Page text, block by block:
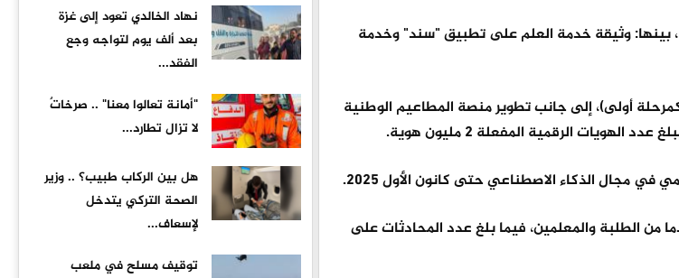
بينها: وثيقة خدمة العلم على تطبيق "سند" وخدمة
أولى)، إلى جانب تطوير منصة المطاعيم الوطنية
الرقمية المفعلة 2 مليون هوية.
"سراج" التعليمية ليصل عدد مستخدميها إلى 202262 مستخدما من الطلبة والمعلمين، فيما بلغ عدد المحادثات على
نهاد الخالدي تعود إلى غزة
بعد ألف يوم لتواجه وجع
الفقد...
"أمانة تعالوا معنا" .. صرخاتٌ
لا تزال تطارد...
هل بين الركاب طبيب؟ .. وزير
الصحة التركي يتدخل
لإسعاف...
توقيف مسلح في ملعب